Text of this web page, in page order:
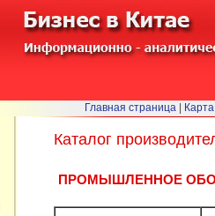
Каталог
ПРОМЫШЛЕННОЕ
Главная страница